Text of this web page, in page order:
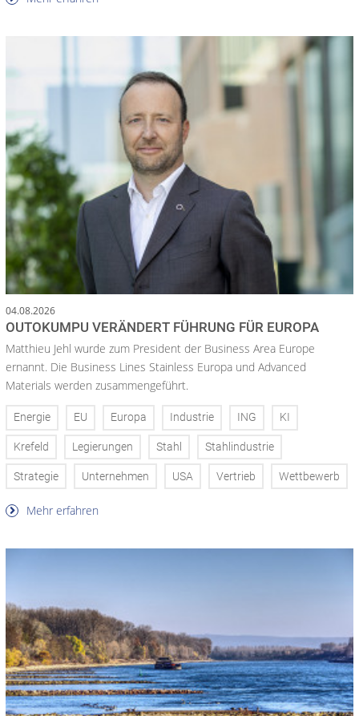
04.08.2026
OUTOKUMPU VERÄNDERT FÜHRUNG FÜR EUROPA
Matthieu Jehl wurde zum President der Business Area Europe
ernannt. Die Business Lines Stainless Europa und Advanced
Materials werden zusammengeführt.
Energie EU Europa Industrie ING KI
Krefeld Legierungen Stahl Stahlindustrie
Strategie Unternehmen USA Vertrieb Wettbewerb
Mehr erfahren